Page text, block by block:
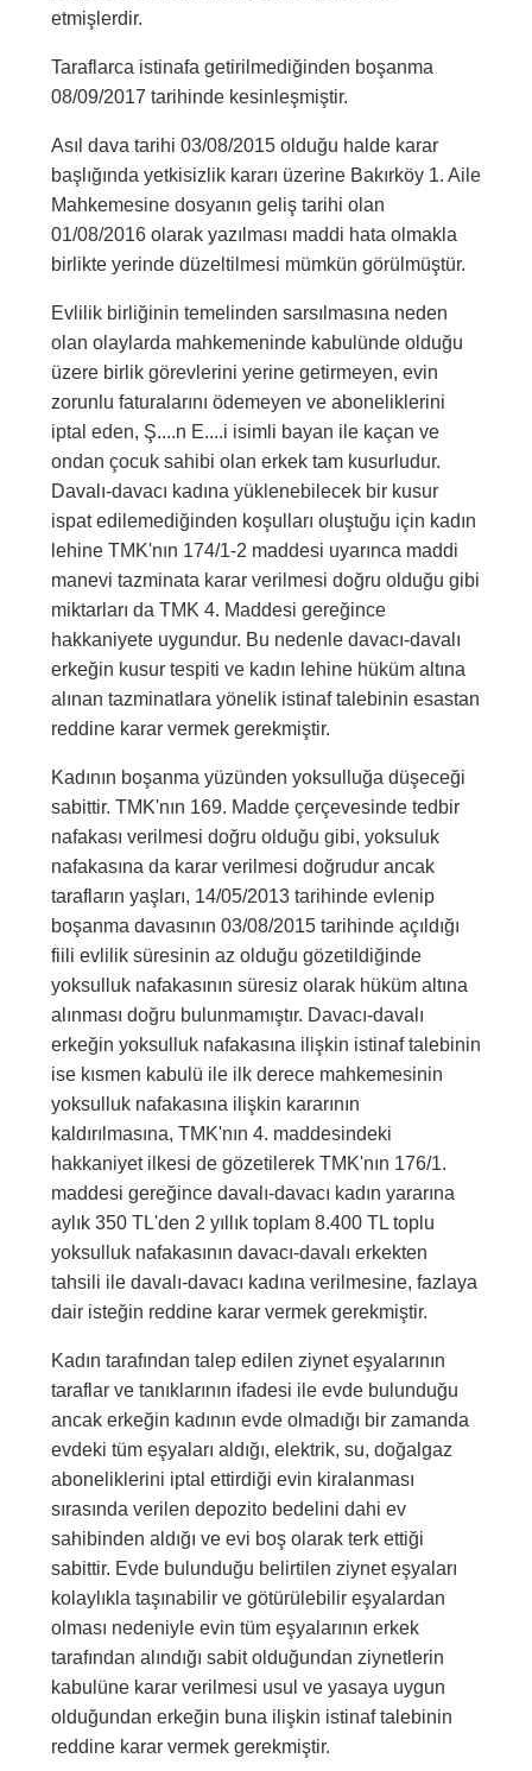
etmişlerdir.
Taraflarca istinafa getirilmediğinden boşanma
08/09/2017 tarihinde kesinleşmiştir.
Asıl dava tarihi 03/08/2015 olduğu halde karar
başlığında yetkisizlik kararı üzerine Bakırköy 1. Aile
Mahkemesine dosyanın geliş tarihi olan
01/08/2016 olarak yazılması maddi hata olmakla
birlikte yerinde düzeltilmesi mümkün görülmüştür.
Evlilik birliğinin temelinden sarsılmasına neden
olan olaylarda mahkemeninde kabulünde olduğu
üzere birlik görevlerini yerine getirmeyen, evin
zorunlu faturalarını ödemeyen ve aboneliklerini
iptal eden, Ş....n E....i isimli bayan ile kaçan ve
ondan çocuk sahibi olan erkek tam kusurludur.
Davalı-davacı kadına yüklenebilecek bir kusur
ispat edilemediğinden koşulları oluştuğu için kadın
lehine TMK'nın 174/1-2 maddesi uyarınca maddi
manevi tazminata karar verilmesi doğru olduğu gibi
miktarları da TMK 4. Maddesi gereğince
hakkaniyete uygundur. Bu nedenle davacı-davalı
erkeğin kusur tespiti ve kadın lehine hüküm altına
alınan tazminatlara yönelik istinaf talebinin esastan
reddine karar vermek gerekmiştir.
Kadının boşanma yüzünden yoksulluğa düşeceği
sabittir. TMK'nın 169. Madde çerçevesinde tedbir
nafakası verilmesi doğru olduğu gibi, yoksuluk
nafakasına da karar verilmesi doğrudur ancak
tarafların yaşları, 14/05/2013 tarihinde evlenip
boşanma davasının 03/08/2015 tarihinde açıldığı
fiili evlilik süresinin az olduğu gözetildiğinde
yoksulluk nafakasının süresiz olarak hüküm altına
alınması doğru bulunmamıştır. Davacı-davalı
erkeğin yoksulluk nafakasına ilişkin istinaf talebinin
ise kısmen kabulü ile ilk derece mahkemesinin
yoksulluk nafakasına ilişkin kararının
kaldırılmasına, TMK'nın 4. maddesindeki
hakkaniyet ilkesi de gözetilerek TMK'nın 176/1.
maddesi gereğince davalı-davacı kadın yararına
aylık 350 TL'den 2 yıllık toplam 8.400 TL toplu
yoksulluk nafakasının davacı-davalı erkekten
tahsili ile davalı-davacı kadına verilmesine, fazlaya
dair isteğin reddine karar vermek gerekmiştir.
Kadın tarafından talep edilen ziynet eşyalarının
taraflar ve tanıklarının ifadesi ile evde bulunduğu
ancak erkeğin kadının evde olmadığı bir zamanda
evdeki tüm eşyaları aldığı, elektrik, su, doğalgaz
aboneliklerini iptal ettirdiği evin kiralanması
sırasında verilen depozito bedelini dahi ev
sahibinden aldığı ve evi boş olarak terk ettiği
sabittir. Evde bulunduğu belirtilen ziynet eşyaları
kolaylıkla taşınabilir ve götürülebilir eşyalardan
olması nedeniyle evin tüm eşyalarının erkek
tarafından alındığı sabit olduğundan ziynetlerin
kabulüne karar verilmesi usul ve yasaya uygun
olduğundan erkeğin buna ilişkin istinaf talebinin
reddine karar vermek gerekmiştir.